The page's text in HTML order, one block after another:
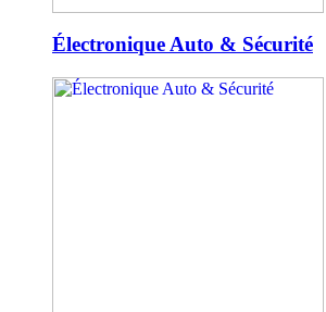
Électronique Auto & Sécurité